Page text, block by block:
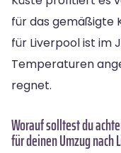
für das gemäßigte
für Liverpool ist im
Temperaturen
regnet.
Worauf solltest du
für deinen Umzug nach